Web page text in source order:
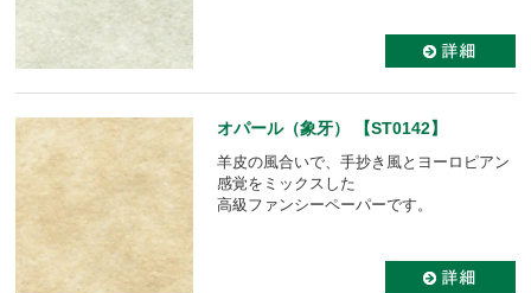
オパール（象牙） 【ST0142】
羊皮の風合いで、手抄き風とヨーロピアン
感覚をミックスした
高級ファンシーペーパーです。